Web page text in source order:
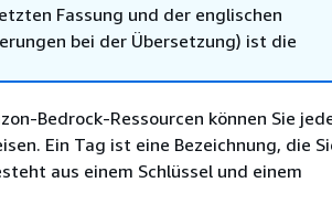
Fassung und der englischen
bei der Übersetzung) ist die
Bedrock-Ressourcen können Sie
Ein Tag ist eine Bezeichnung, die
aus einem Schlüssel und einem